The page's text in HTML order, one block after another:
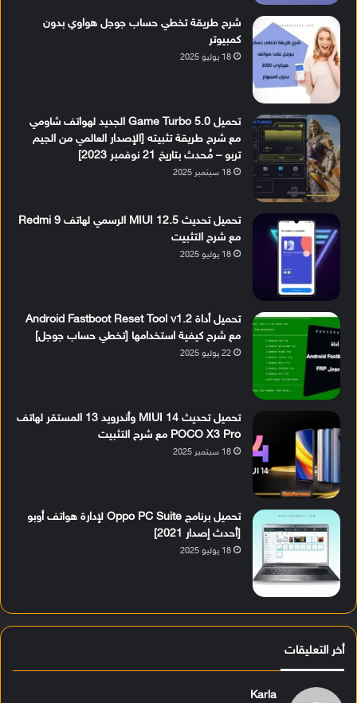
شرح طريقة تخطي حساب جوجل هواوي بدون
كمبيوتر
18 يوليو 2025
تحميل Game Turbo 5.0 الجديد لهواتف شاومي
مع شرح طريقة تثبيته [الإصدار العالمي من الجيم
تربو – مُحدث بتاريخ 21 نوفمبر 2023]
18 سبتمبر 2025
تحميل تحديث MIUI 12.5 الرسمي لهاتف Redmi 9
مع شرح التثبيت
18 يوليو 2025
تحميل أداة Android Fastboot Reset Tool v1.2
مع شرح كيفية استخدامها [تخطي حساب جوجل]
22 يوليو 2025
تحميل تحديث MIUI 14 وأندرويد 13 المستقر لهاتف
POCO X3 Pro مع شرح التثبيت
18 سبتمبر 2025
تحميل برنامج Oppo PC Suite لإدارة هواتف أوبو
[أحدث إصدار 2021]
18 يوليو 2025
أخر التعليقات
Karla